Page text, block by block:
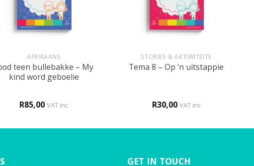
AFRIKAANS
teen bullebakke – My
kind word geboelie
R85,00 VAT inc
STORIES & AKTIWITEITE
Tema 8 – Op ‘n uitstappie
R30,00 VAT inc
GET IN TOUCH